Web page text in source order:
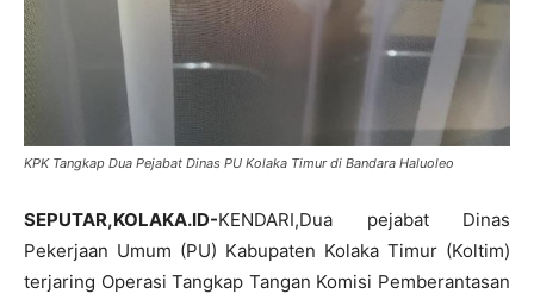
KPK Tangkap Dua Pejabat Dinas PU Kolaka Timur di Bandara Haluoleo
SEPUTAR,KOLAKA.ID-KENDARI,Dua pejabat Dinas
Pekerjaan Umum (PU) Kabupaten Kolaka Timur (Koltim)
terjaring Operasi Tangkap Tangan Komisi Pemberantasan